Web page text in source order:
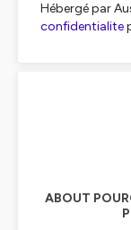
Hébergé par
confidentialite
ABOUT